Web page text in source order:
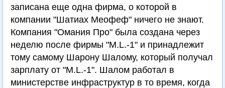
записана еще одна фирма, о которой в
компании "Шатиах Меофеф" ничего не знают.
Компания "Омания Про" была создана через
неделю после фирмы "M.L.-1" и принадлежит
тому самому Шарону Шалому, который получал
зарплату от "M.L.-1". Шалом работал в
министерстве инфраструктур в то время, когда